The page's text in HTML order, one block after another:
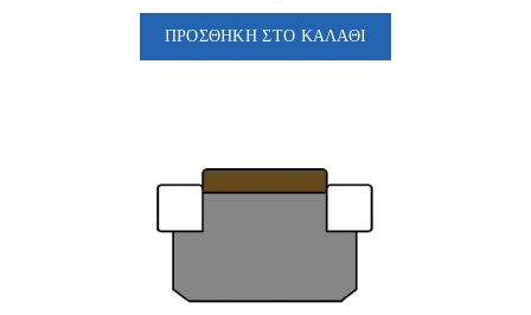
ΠΡΟΣΘΉΚΗ ΣΤΟ ΚΑΛΆΘΙ